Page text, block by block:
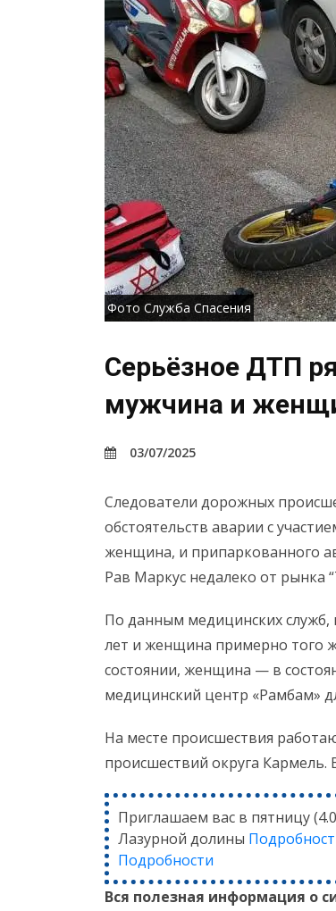
Фото Служба Спасения
Серьёзное ДТП
мужчина и
03/07/2025
Следователи дорожных
обстоятельств аварии с
женщина, и припаркованного
Рав Маркус недалеко от рынка
По данным медицинских служб,
лет и женщина примерно того
состоянии, женщина — в
медицинский центр «Рамбам»
На месте происшествия
происшествий округа Кармель.
Приглашаем вас в пятницу
Лазурной долины
Подробности
Вся полезная информация о